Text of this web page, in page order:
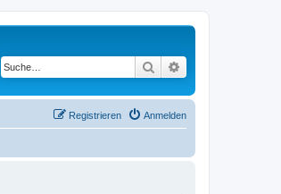
Suche
Anmelden
Registrieren